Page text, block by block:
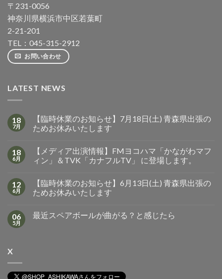
〒231-0056
神奈川県横浜市中区若葉町
2-21-201
TEL：045-315-2912
お問い合わせ
LATEST NEWS
18
7月
【臨時休業のお知らせ】7月18日(土) 青森県出張の
ためお休みいたします
18
6月
【メディア出演情報】FMヨコハマ「かながわマフ
ィン」＆TVK「カナフルTV」 に登場します。
12
6月
【臨時休業のお知らせ】6月13日(土) 青森県出張の
ためお休みいたします
06
5月
最近スペアボールが曲がる？と感じたら
X